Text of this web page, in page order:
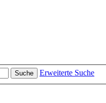
Suche Erweiterte Suche